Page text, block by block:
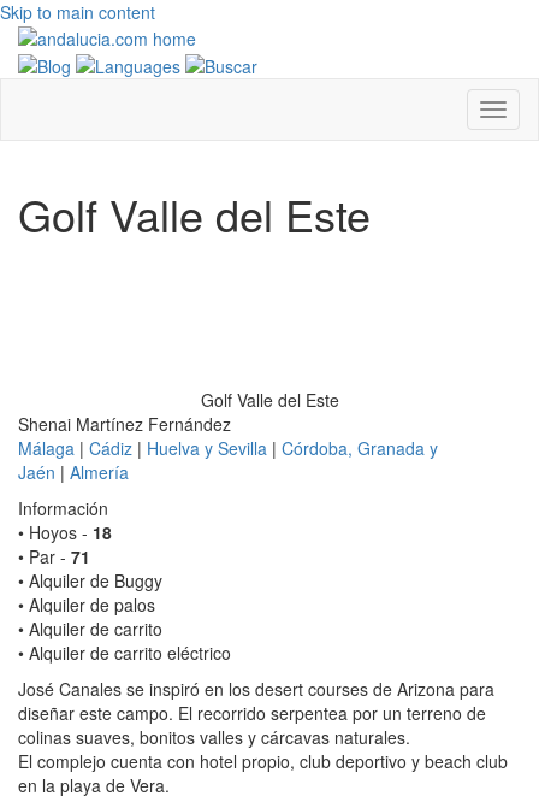
Skip to main content
Golf Valle del Este
Golf Valle del Este
Shenai Martínez Fernández
Málaga | Cádiz | Huelva y Sevilla | Córdoba, Granada y
Jaén | Almería
Información
• Hoyos - 18
• Par - 71
• Alquiler de Buggy
• Alquiler de palos
• Alquiler de carrito
• Alquiler de carrito eléctrico
José Canales se inspiró en los desert courses de Arizona para
diseñar este campo. El recorrido serpentea por un terreno de
colinas suaves, bonitos valles y cárcavas naturales.
El complejo cuenta con hotel propio, club deportivo y beach club
en la playa de Vera.